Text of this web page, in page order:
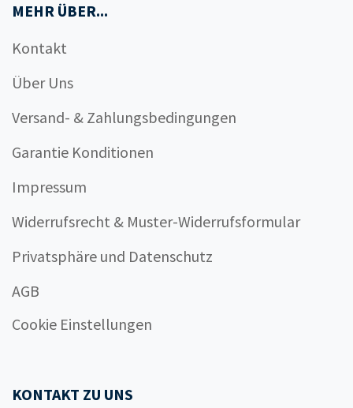
MEHR ÜBER...
Kontakt
Über Uns
Versand- & Zahlungsbedingungen
Garantie Konditionen
Impressum
Widerrufsrecht & Muster-Widerrufsformular
Privatsphäre und Datenschutz
AGB
Cookie Einstellungen
KONTAKT ZU UNS